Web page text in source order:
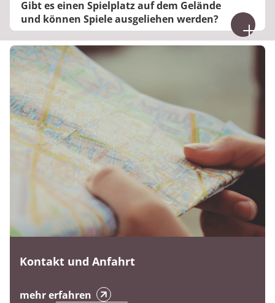
Kiosk ist nur Barzahlung möglich.
Gibt es einen Spielplatz auf dem Gelände
und können Spiele ausgeliehen werden?
Nein
Kontakt und Anfahrt
mehr erfahren